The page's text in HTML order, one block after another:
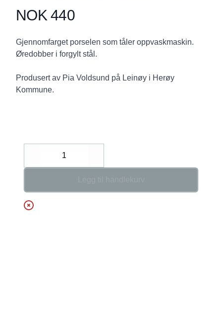
Produktdetaljer
NOK 440
Description
Gjennomfarget porselen som tåler oppvaskmaskin.
Øredobber i forgylt stål.
Produsert av Pia Voldsund på Leinøy i Herøy
Kommune.
Decrease